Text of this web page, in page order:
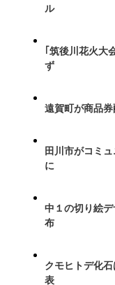
ル
｢筑後川花火
ず
遠賀町が商品券
田川市がコミ
に
中１の切り絵
布
クモヒトデ化
表